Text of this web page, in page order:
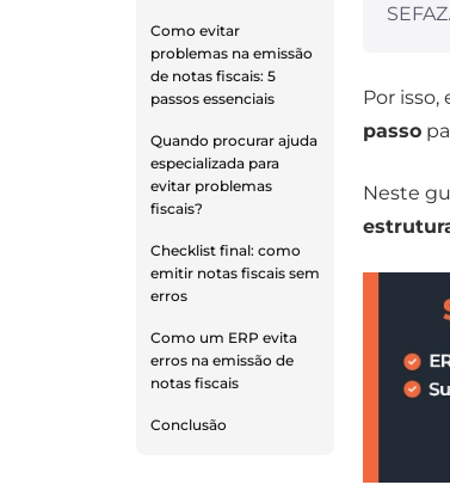
Como evitar
problemas na emissão
de notas fiscais: 5
passos essenciais
Quando procurar ajuda
especializada para
evitar problemas
fiscais?
Checklist final: como
emitir notas fiscais sem
erros
Como um ERP evita
erros na emissão de
notas fiscais
Conclusão
SEFAZ.
Por
passo
Neste